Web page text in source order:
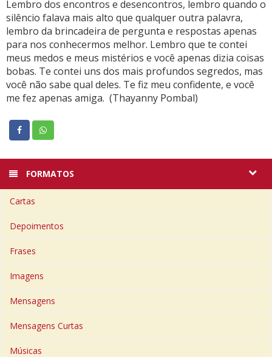
Lembro dos encontros e desencontros, lembro quando o
silêncio falava mais alto que qualquer outra palavra,
lembro da brincadeira de pergunta e respostas apenas
para nos conhecermos melhor. Lembro que te contei
meus medos e meus mistérios e você apenas dizia coisas
bobas. Te contei uns dos mais profundos segredos, mas
você não sabe qual deles. Te fiz meu confidente, e você
me fez apenas amiga. (Thayanny Pombal)
FORMATOS
Cartas
Depoimentos
Frases
Imagens
Mensagens
Mensagens Curtas
Músicas